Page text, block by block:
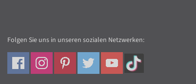
Folgen Sie uns in unseren sozialen Netzwerken: